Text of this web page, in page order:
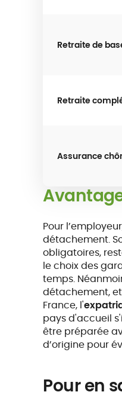
Retraite de
Retraite
Assurance
Pour
détachement.
obligatoires,
le choix des
temps.
détachement,
France, l'
pays d'accueil
être préparée
d’origine pour
Pour en